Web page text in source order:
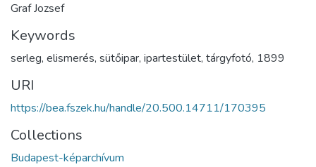
Graf Jozsef
Keywords
serleg, elismerés, sütőipar, ipartestület, tárgyfotó, 1899
URI
https://bea.fszek.hu/handle/20.500.14711/170395
Collections
Budapest-képarchívum